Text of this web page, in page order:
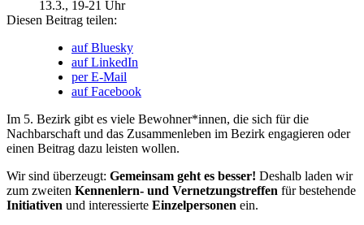
13.3., 19-21 Uhr
Diesen Beitrag teilen:
auf Bluesky
auf LinkedIn
per E-Mail
auf Facebook
Im 5. Bezirk gibt es viele Bewohner*innen, die sich für die
Nachbarschaft und das Zusammenleben im Bezirk engagieren oder
einen Beitrag dazu leisten wollen.
Wir sind überzeugt: Gemeinsam geht es besser! Deshalb laden wir
zum zweiten Kennenlern- und Vernetzungstreffen für bestehende
Initiativen und interessierte Einzelpersonen ein.